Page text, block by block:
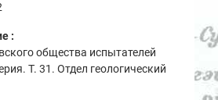
:
общества испытателей
Т. 31. Отдел геологический